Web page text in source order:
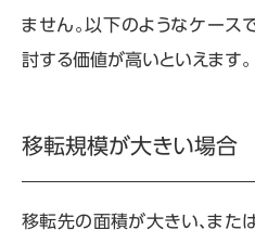
ません。以下のようなケース
討する価値が高いといえます。
移転規模が大きい場合
移転先の面積が大きい、また